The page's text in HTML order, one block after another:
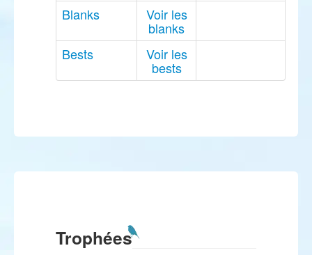
Blanks Voir les
blanks
Bests
Voir les
bests
Trophées